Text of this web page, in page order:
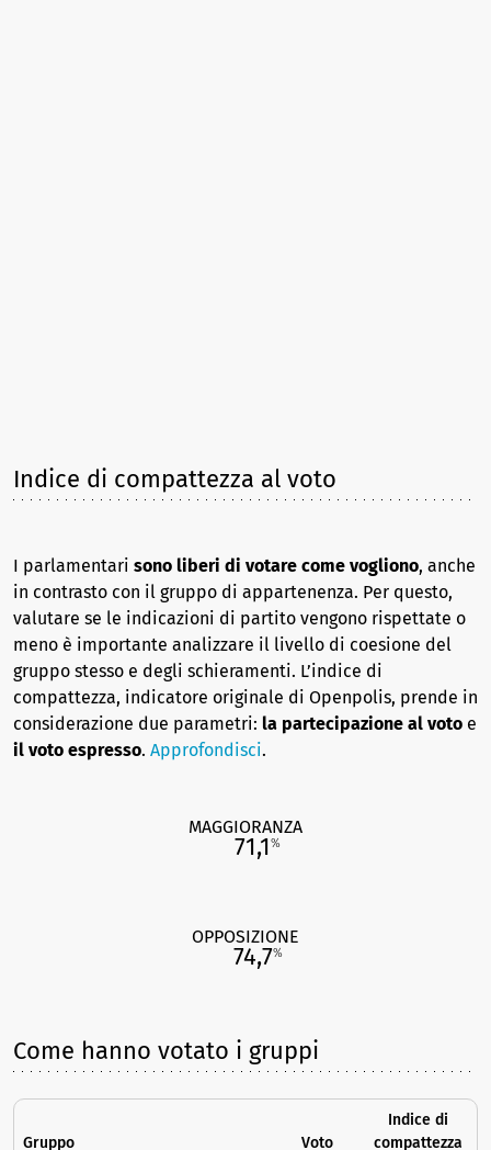
Indice di compattezza al voto
I parlamentari sono liberi di votare come vogliono, anche
in contrasto con il gruppo di appartenenza. Per questo,
valutare se le indicazioni di partito vengono rispettate o
meno è importante analizzare il livello di coesione del
gruppo stesso e degli schieramenti. L’indice di
compattezza, indicatore originale di Openpolis, prende in
considerazione due parametri: la partecipazione al voto e
il voto espresso. Approfondisci.
MAGGIORANZA
71,1%
OPPOSIZIONE
74,7%
Come hanno votato i gruppi
Gruppo Voto
Indice di
compattezza